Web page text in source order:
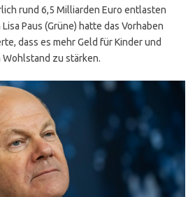
rund 6,5 Milliarden Euro entlasten
Paus (Grüne) hatte das Vorhaben
dass es mehr Geld für Kinder und
Wohlstand zu stärken.